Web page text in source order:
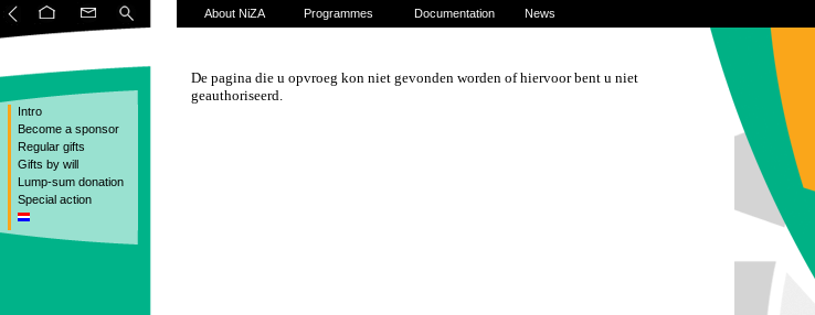
Intro
Become a sponsor
Regular gifts
Gifts by will
Lump-sum donation
Special action
About NiZA Programmes Documentation News
De pagina die u opvroeg kon niet gevonden worden of hiervoor bent u niet
geauthoriseerd.